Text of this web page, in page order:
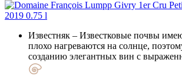
Известняк – Известковые почвы
плохо нагреваются на солнце,
созданию элегантных вин с